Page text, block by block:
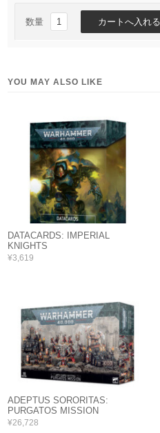
数量
YOU MAY ALSO LIKE
DATACARDS: IMPERIAL
KNIGHTS
¥3,619
ADEPTUS SORORITAS:
PURGATOS MISSION
¥26,728